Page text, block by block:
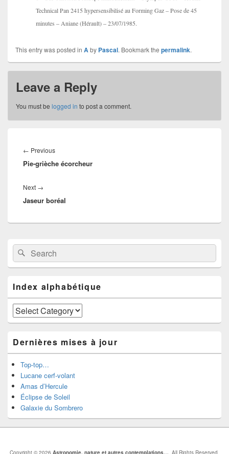
Technical Pan 2415 hypersensibilisé au Forming Gaz – Pose de 45
minutes – Aniane (Hérault) – 23/07/1985.
This entry was posted in Aby Pascal. Bookmark the permalink.
Leave a Reply
You must be logged in to post a comment.
navigation
← PreviousPrevious
post:
Pie-grièche écorcheur
Next →
post:
Jaseur boréal
Primary
Sidebar
Widget
Area
Search
for:
Search
Index alphabétique
Index
alphabétique
Dernières mises à jour
Top-top…
Lucane cerf-volant
Amas d’Hercule
Éclipse de Soleil
Galaxie du Sombrero
Copyright © 2026 Astronomie, nature et autres contemplations… . All Rights Reserved.